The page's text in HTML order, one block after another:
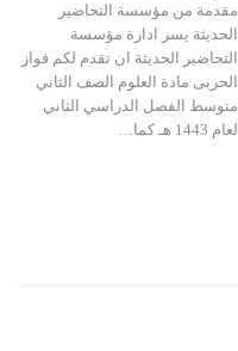
مقدمة من مؤسسة التحاضير
الحديثة يسر ادارة مؤسسة
التحاضير الحديثة ان تقدم لكم فواز
الحربى مادة العلوم الصف الثاني
متوسط الفصل الدراسي الثاني
لعام 1443 هـ كما…